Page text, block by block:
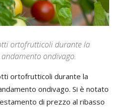
ortofrutticoli durante la
ondivago.
ortofrutticoli durante la
ondivago. Si è notato
di prezzo al ribasso